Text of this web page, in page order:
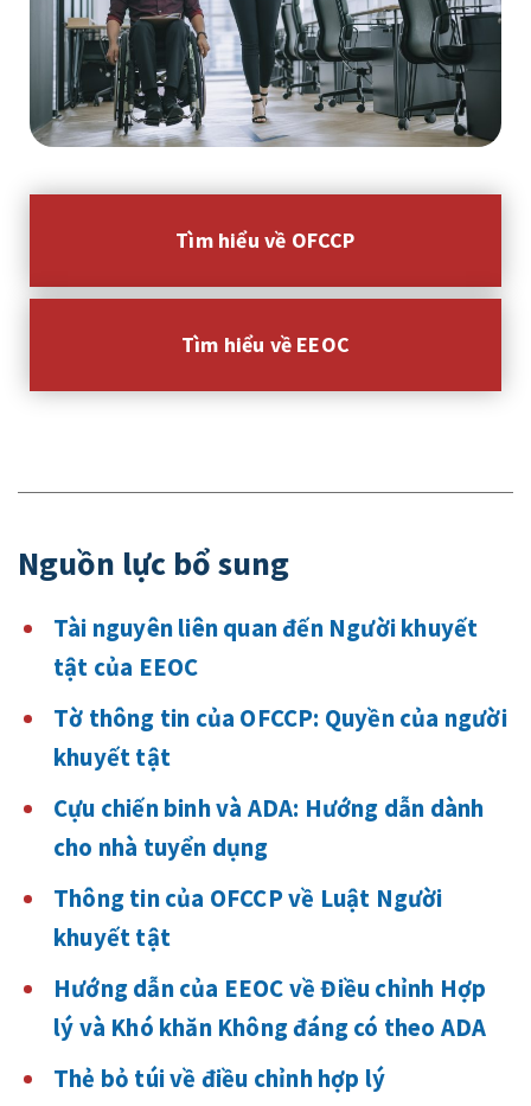
Tìm hiểu về OFCCP
Tìm hiểu về EEOC
Nguồn lực bổ sung
Tài nguyên liên quan đến Người khuyết
tật của EEOC
Tờ thông tin của OFCCP: Quyền của người
khuyết tật
Cựu chiến binh và ADA: Hướng dẫn dành
cho nhà tuyển dụng
Thông tin của OFCCP về Luật Người
khuyết tật
Hướng dẫn của EEOC về Điều chỉnh Hợp
lý và Khó khăn Không đáng có theo ADA
Thẻ bỏ túi về điều chỉnh hợp lý